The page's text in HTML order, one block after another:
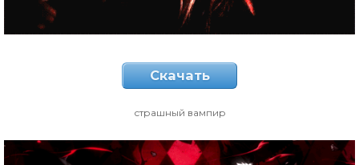
Скачать
страшный вампир